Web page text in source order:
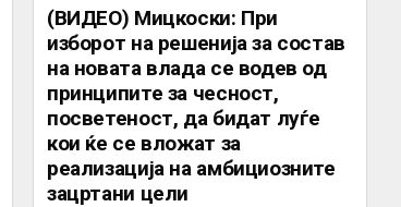
(ВИДЕО) Мицкоски: При
изборот на решенија за состав
на новата влада се водев од
принципите за чесност,
посветеност, да бидат луѓе
кои ќе се вложат за
реализација на амбициозните
зацртани цели